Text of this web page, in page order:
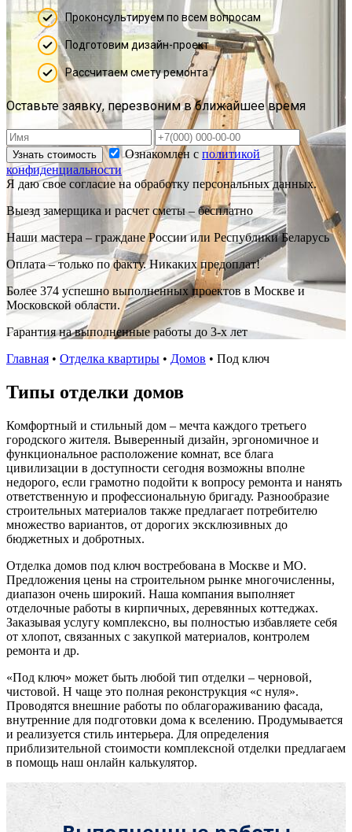
Проконсультируем по всем вопросам
Подготовим дизайн-проект
Рассчитаем смету ремонта
Оставьте заявку, перезвоним в ближайшее время
Узнать стоимость Ознакомлен с политикой
конфиденциальности
Я даю свое согласие на обработку персональных данных.
Выезд замерщика и расчет сметы – бесплатно
Наши мастера – граждане России или Республики Беларусь
Оплата – только по факту. Никаких предоплат!
Более 374 успешно выполненных проектов в Москве и
Московской области.
Гарантия на выполненные работы до 3-х лет
Главная • Отделка квартиры • Домов • Под ключ
Типы отделки домов
Комфортный и стильный дом – мечта каждого третьего
городского жителя. Выверенный дизайн, эргономичное и
функциональное расположение комнат, все блага
цивилизации в доступности сегодня возможны вполне
недорого, если грамотно подойти к вопросу ремонта и нанять
ответственную и профессиональную бригаду. Разнообразие
строительных материалов также предлагает потребителю
множество вариантов, от дорогих эксклюзивных до
бюджетных и добротных.
Отделка домов под ключ востребована в Москве и МО.
Предложения цены на строительном рынке многочисленны,
диапазон очень широкий. Наша компания выполняет
отделочные работы в кирпичных, деревянных коттеджах.
Заказывая услугу комплексно, вы полностью избавляете себя
от хлопот, связанных с закупкой материалов, контролем
ремонта и др.
«Под ключ» может быть любой тип отделки – черновой,
чистовой. Н чаще это полная реконструкция «с нуля».
Проводятся внешние работы по облагораживанию фасада,
внутренние для подготовки дома к вселению. Продумывается
и реализуется стиль интерьера. Для определения
приблизительной стоимости комплексной отделки предлагаем
в помощь наш онлайн калькулятор.